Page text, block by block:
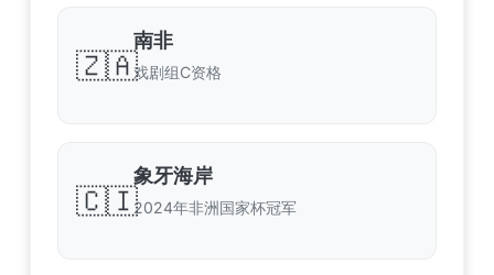
🇿🇦
南非
戏剧组C资格
🇨🇮
象牙海岸
2024年非洲国家杯冠军